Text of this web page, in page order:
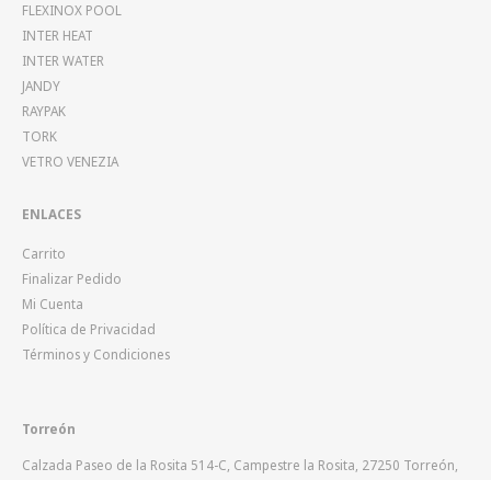
FLEXINOX POOL
INTER HEAT
INTER WATER
JANDY
RAYPAK
TORK
VETRO VENEZIA
ENLACES
Carrito
Finalizar Pedido
Mi Cuenta
Política de Privacidad
Términos y Condiciones
Torreón
Calzada Paseo de la Rosita 514-C, Campestre la Rosita, 27250 Torreón,